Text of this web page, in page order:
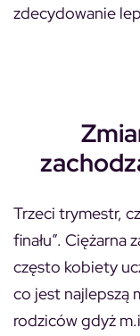
zdecydowanie
Trzeci trymestr,
finału”.
często kobiety
co jest najlepszą
rodziców gdyż